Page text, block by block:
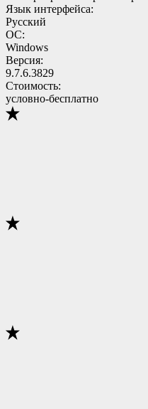
Язык интерфейса:
Русский
ОС:
Windows
Версия:
9.7.6.3829
Стоимость:
условно-бесплатно